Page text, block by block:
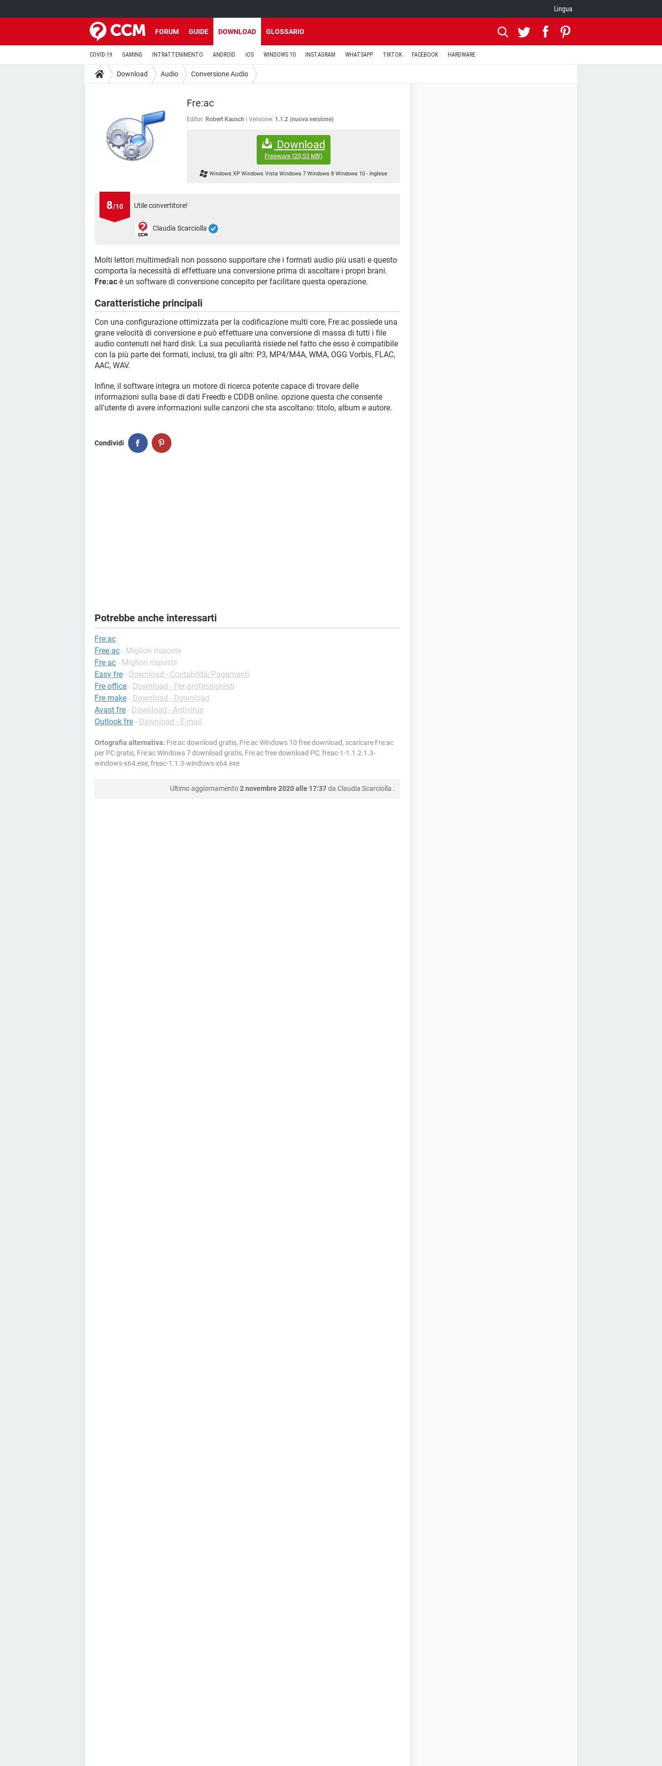
Lingua
FORUM GUIDE DOWNLOAD GLOSSARIO
COVID-19 GAMING INTRATTENIMENTO ANDROID iOS WINDOWS 10 INSTAGRAM WHATSAPP TIKTOK FACEBOOK HARDWARE
Download Audio Conversione Audio
Fre:ac
Editor: Robert Kausch Versione: 1.1.2 (nuova versione)
Download
Freeware(20,53 MB)
Windows XP Windows Vista Windows 7 Windows 8 Windows 10- Inglese
8/10 Utile convertitore!
Claudia Scarciolla
Molti lettori multimediali non possono supportare che i formati audio più usati e questo
comporta la necessità di effettuare una conversione prima di ascoltare i propri brani.
Fre:ac è un software di conversione concepito per facilitare questa operazione.
Caratteristiche principali
Con una configurazione ottimizzata per la codificazione multi core, Fre:ac possiede una
grane velocità di conversione e può effettuare una conversione di massa di tutti i file
audio contenuti nel hard disk. La sua peculiarità risiede nel fatto che esso è compatibile
con la più parte dei formati, inclusi, tra gli altri: P3, MP4/M4A, WMA, OGG Vorbis, FLAC,
AAC, WAV.
Infine, il software integra un motore di ricerca potente capace di trovare delle
informazioni sulla base di dati Freedb e CDDB online. opzione questa che consente
all'utente di avere informazioni sulle canzoni che sta ascoltano: titolo, album e autore.
Condividi
Potrebbe anche interessarti
Fre:ac
Free ac - Migliori risposte
Fre ac - Migliori risposte
Easy fre - Download - Contabilità/Pagamenti
Fre office - Download - Per professionisti
Fre make - Download - Download
Avast fre - Download - Antivirus
Outlook fre - Download - E-mail
Ortografia alternativa: Fre:ac download gratis, Fre:ac Windows 10 free download, scaricare Fre:ac
per PC gratis, Fre:ac Windows 7 download gratis, Fre:ac free download PC, freac-1-1.1.2.1.3-
windows-x64.exe, freac-1.1.3-windows-x64.exe
Ultimo aggiornamento2 novembre 2020 alle 17:37da Claudia Scarciolla .